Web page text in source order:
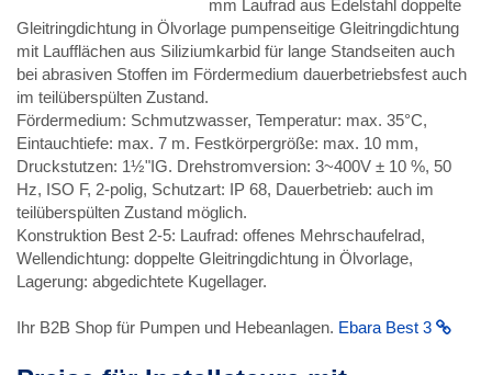
mm Laufrad aus Edelstahl doppelte
Gleitringdichtung in Ölvorlage pumpenseitige Gleitringdichtung
mit Laufflächen aus Siliziumkarbid für lange Standseiten auch
bei abrasiven Stoffen im Fördermedium dauerbetriebsfest auch
im teilüberspülten Zustand.
Fördermedium: Schmutzwasser, Temperatur: max. 35°C,
Eintauchtiefe: max. 7 m. Festkörpergröße: max. 10 mm,
Druckstutzen: 1½"IG. Drehstromversion: 3~400V ± 10 %, 50
Hz, ISO F, 2-polig, Schutzart: IP 68, Dauerbetrieb: auch im
teilüberspülten Zustand möglich.
Konstruktion Best 2-5: Laufrad: offenes Mehrschaufelrad,
Wellendichtung: doppelte Gleitringdichtung in Ölvorlage,
Lagerung: abgedichtete Kugellager.
Ihr B2B Shop für Pumpen und Hebeanlagen. Ebara Best 3